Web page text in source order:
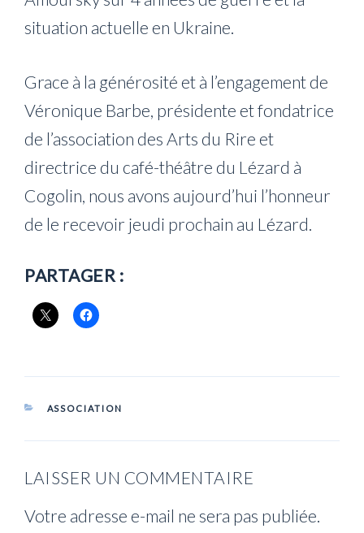
situation actuelle en Ukraine.
Grace à la générosité et à l’engagement de
Véronique Barbe, présidente et fondatrice
de l’association des Arts du Rire et
directrice du café-théâtre du Lézard à
Cogolin, nous avons aujourd’hui l’honneur
de le recevoir jeudi prochain au Lézard.
PARTAGER :
CATÉGORIES
ASSOCIATION
LAISSER UN COMMENTAIRE
Votre adresse e-mail ne sera pas publiée.